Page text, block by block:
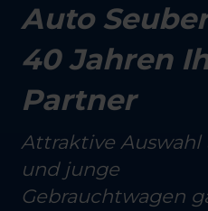
Auto
40 Jahren
Partner
Attraktive Auswahl
und junge
Gebrauchtwagen